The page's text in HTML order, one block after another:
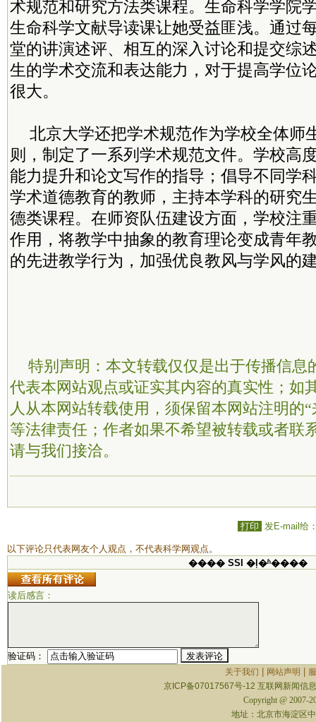
术规范和研究方法类课程。生命科学学院
生命科学文献导读课让她受益匪浅。通过
堂的讲演述评、相互的深入讨论和提交综
生的学术交流和表达能力，对于提高学位
很大。
北京大学还把学术规范作为学校全体师
则，制定了一系列学术规范文件。学校高
能力提升和论文写作的指导；倡导不同学
学术道德教育的教师，主持本学科的研究
德类课程。在师资队伍建设方面，学校注
作用，将教学中抽象的教育理论变成青年
的先进教学行为，加强优良教风与学风的
特别声明：本文转载仅仅是出于传播信息
代表本网站观点或证实其内容的真实性；如
人从本网站转载使用，须保留本网站注明的
等法律责任；作者如果不希望被转载或者联
请与我们接洽。
打印 发E-mail给
以下评论只代表网友个人观点，不代表科学网观点。
���� SSI �ļ�ʱ����
读后感言：
验证码：
关于我们 | 网站声明 |
京ICP备07017567号-12 互联网新闻信
Copyright @ 2007-
地址：北京市海淀区